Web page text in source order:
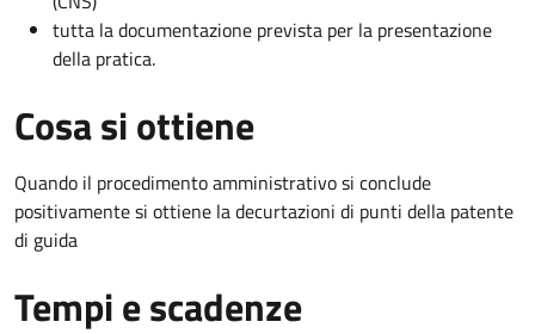
tutta la documentazione prevista per la presentazione
della pratica.
Cosa si ottiene
Quando il procedimento amministrativo si conclude
positivamente si ottiene la decurtazioni di punti della patente
di guida
Tempi e scadenze